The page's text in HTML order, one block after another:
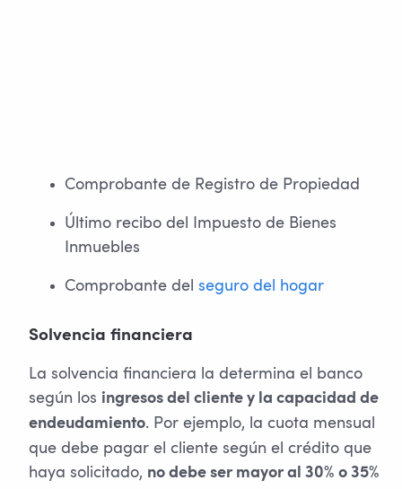
Comprobante de Registro de Propiedad
Último recibo del Impuesto de Bienes
Inmuebles
Comprobante del seguro del hogar
Solvencia financiera
La solvencia financiera la determina el banco
según los ingresos del cliente y la capacidad de
endeudamiento. Por ejemplo, la cuota mensual
que debe pagar el cliente según el crédito que
haya solicitado, no debe ser mayor al 30% o 35%